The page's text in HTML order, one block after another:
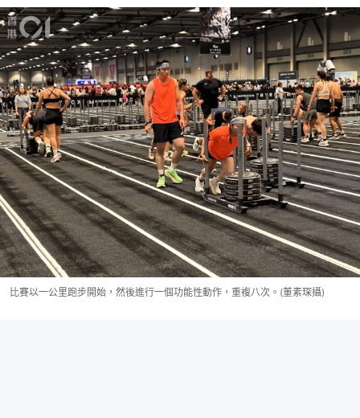
比賽以一公里跑步開始，然後進行一個功能性動作，重複八次。(董素琛攝)